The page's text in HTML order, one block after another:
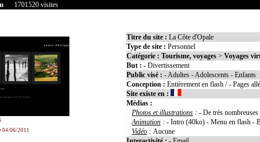
1701520 visites
04/06/2011
Titre du site : La Côte d'Opale
Type de site : Personnel
Catégorie : Tourisme, voyages > Voyages
But : - Divertissement
Public visé : - Adultes - Adolescents - Enfants
Conception : Entièrement en flash / - Pages
Site existe en :
Médias :
Photos et illustrations : - De très
Animation : - Intro (40ko) - Menu en flash -
Vidéo : Aucune